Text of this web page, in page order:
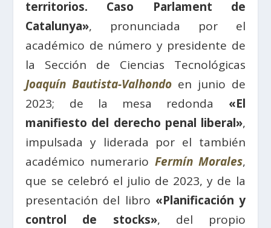
territorios. Caso Parlament de
Catalunya», pronunciada por el
académico de número y presidente de
la Sección de Ciencias Tecnológicas
Joaquín Bautista-Valhondo en junio de
2023; de la mesa redonda «El
manifiesto del derecho penal liberal»,
impulsada y liderada por el también
académico numerario Fermín Morales,
que se celebró el julio de 2023, y de la
presentación del libro «Planificación y
control de stocks», del propio